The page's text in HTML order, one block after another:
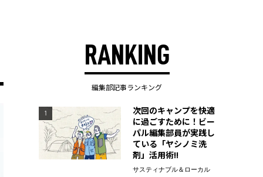
RANKING
編集部記事ランキング
1
次回のキャンプを快適
に過ごすために！ビー
パル編集部員が実践し
ている「ヤシノミ洗
剤」活用術!!
サスティナブル＆ローカル